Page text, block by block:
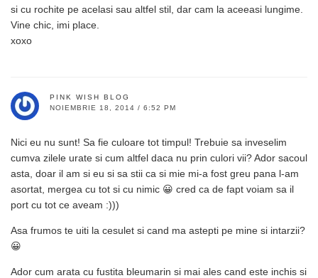
si cu rochite pe acelasi sau altfel stil, dar cam la aceeasi lungime.
Vine chic, imi place.
xoxo
PINK WISH BLOG
NOIEMBRIE 18, 2014 / 6:52 PM
Nici eu nu sunt! Sa fie culoare tot timpul! Trebuie sa inveselim
cumva zilele urate si cum altfel daca nu prin culori vii? Ador sacoul
asta, doar il am si eu si sa stii ca si mie mi-a fost greu pana l-am
asortat, mergea cu tot si cu nimic 😀 cred ca de fapt voiam sa il
port cu tot ce aveam :)))
Asa frumos te uiti la cesulet si cand ma astepti pe mine si intarzii?
😀
Ador cum arata cu fustita bleumarin si mai ales cand este inchis si